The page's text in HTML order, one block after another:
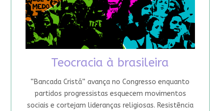
Teocracia à brasileira
“Bancada Cristã” avança no Congresso enquanto
partidos progressistas esquecem movimentos
sociais e cortejam lideranças religiosas. Resistência